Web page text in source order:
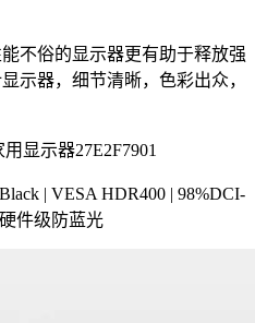
不俗的显示器更有助于释放强
示器，细节清晰，色彩出众，
显示器27E2F7901
| VESA HDR400 | 98%DCI-
硬件级防蓝光